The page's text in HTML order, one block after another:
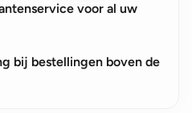
voor al uw
bij bestellingen boven de